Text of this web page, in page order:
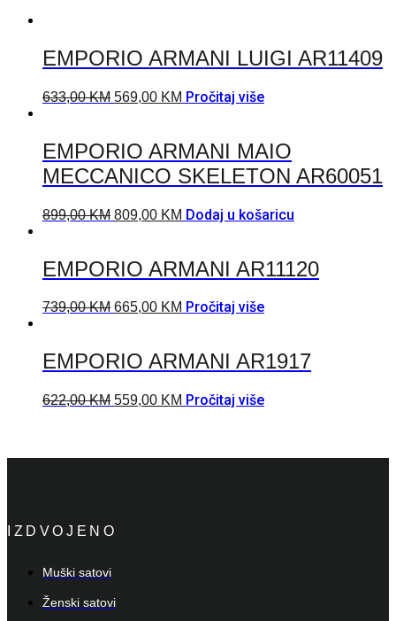
EMPORIO ARMANI LUIGI AR11409
633,00KM 569,00 KM Pročitaj više
EMPORIO ARMANI MAIO
MECCANICO SKELETON AR60051
899,00KM 809,00 KM Dodaj u košaricu
EMPORIO ARMANI AR11120
739,00KM 665,00 KM Pročitaj više
EMPORIO ARMANI AR1917
622,00KM 559,00 KM Pročitaj više
IZDVOJENO
Muški satovi
Ženski satovi